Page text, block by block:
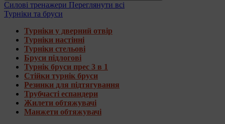
Силові тренажери Переглянути всі
Турніки та бруси
Турніки у дверний отвір
Турніки настінні
Турніки стельові
Бруси підлогові
Турнік бруси прес 3 в 1
Стійки турнік бруси
Резинки для підтягування
Трубчасті еспандери
Жилети обтяжувачі
Манжети обтяжувачі